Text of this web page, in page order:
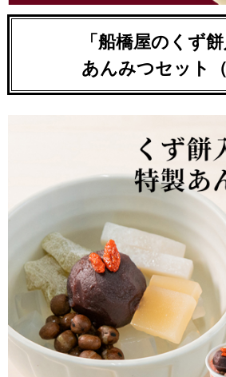
「船橋屋のくず餅
あんみつセット